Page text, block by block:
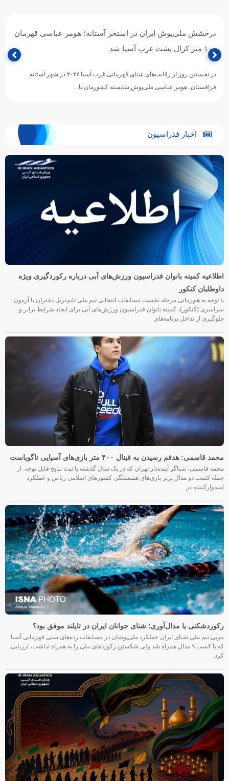
درخشش ملی‌پوش ایران در استخر آستانه؛ هومر عباسی قهرمان
۱۰۰ متر کرال پشت غرب آسیا شد
در نخستین روز از رقابت‌های شنای قهرمانی غرب آسیا ۲۰۲۶ در شهر آستانه
قزاقستان، هومر عباسی ملی‌پوش شایسته کشورمان با…
اخبار فدراسیون
اطلاعیه کمیته بانوان فدراسیون ورزش‌های آبی درباره رکوردگیری ویژه
داوطلبان کنکور
با توجه به هم‌زمانی مرحله نخست مسابقات انتخابی تیم ملی تایم‌تریل دختران با آزمون
سراسری (کنکور)، کمیته بانوان فدراسیون ورزش‌های آبی برای ایجاد شرایط برابر و
جلوگیری از تداخل برنامه‌های
محمد قاسمی: هدفم رسیدن به فینال ۴۰۰ متر بازی‌های آسیایی ناگویاست
محمد قاسمی، شناگر آینده‌دار تهران که در یک سال گذشته با ثبت نتایج قابل توجه، از
جمله کسب دو مدال برنز بازی‌های همبستگی کشورهای اسلامی ریاض و عملکرد
امیدوارکننده در
رکوردشکنی یا مدال‌آوری؛ شنای جوانان ایران در تایلند موفق بود؟
مربی تیم ملی شنای ایران عملکرد ملی‌پوشان در مسابقات رده‌های سنی قهرمانی آسیا
که با کسب ۹ مدال همراه شد ولی شکستن رکوردهای ملی را به همراه نداشت، ارزیابی
کرد.